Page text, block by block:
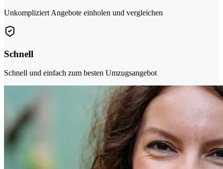
Unkompliziert Angebote einholen und vergleichen
Schnell
Schnell und einfach zum besten Umzugsangebot